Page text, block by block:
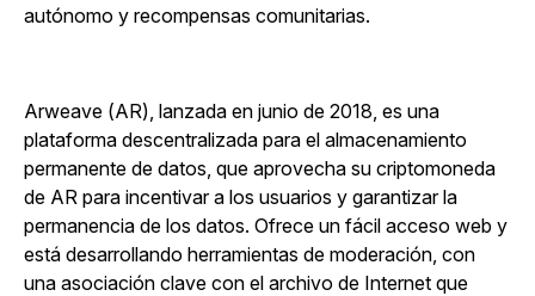
autónomo y recompensas comunitarias.
Arweave (AR), lanzada en junio de 2018, es una
plataforma descentralizada para el almacenamiento
permanente de datos, que aprovecha su criptomoneda
de AR para incentivar a los usuarios y garantizar la
permanencia de los datos. Ofrece un fácil acceso web y
está desarrollando herramientas de moderación, con
una asociación clave con el archivo de Internet que